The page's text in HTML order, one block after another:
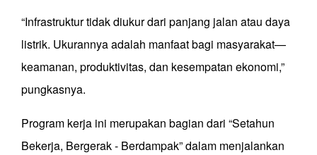
“Infrastruktur tidak diukur dari panjang jalan atau daya
listrik. Ukurannya adalah manfaat bagi masyarakat—
keamanan, produktivitas, dan kesempatan ekonomi,”
pungkasnya.
Program kerja ini merupakan bagian dari “Setahun
Bekerja, Bergerak - Berdampak” dalam menjalankan